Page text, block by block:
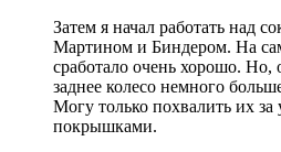
Затем я начал работать над
Мартином и Биндером. На
сработало очень хорошо. Но,
заднее колесо немного
Могу только похвалить их за
покрышками.